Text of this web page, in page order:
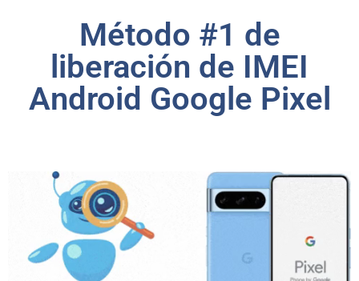
Método #1 de
liberación de IMEI
Android Google Pixel